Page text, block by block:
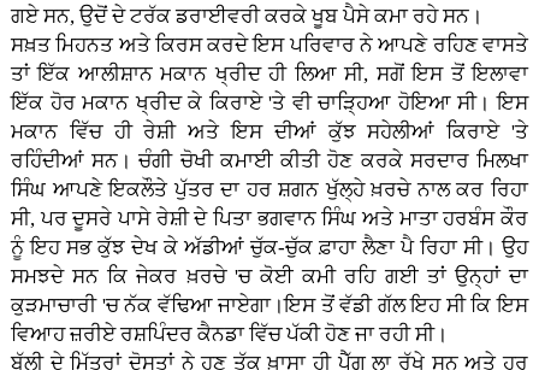
ਗਏ ਸਨ, ਉਦੋਂ ਦੇ ਟਰੱਕ ਡਰਾਈਵਰੀ ਕਰਕੇ ਖੂਬ ਪੈਸੇ ਕਮਾ ਰਹੇ ਸਨ।
ਸਖ਼ਤ ਮਿਹਨਤ ਅਤੇ ਕਿਰਸ ਕਰਦੇ ਇਸ ਪਰਿਵਾਰ ਨੇ ਆਪਣੇ ਰਹਿਣ ਵਾਸਤੇ
ਤਾਂ ਇੱਕ ਆਲੀਸ਼ਾਨ ਮਕਾਨ ਖ੍ਰੀਦ ਹੀ ਲਿਆ ਸੀ, ਸਗੋਂ ਇਸ ਤੋਂ ਇਲਾਵਾ
ਇੱਕ ਹੋਰ ਮਕਾਨ ਖ੍ਰੀਦ ਕੇ ਕਿਰਾਏ 'ਤੇ ਵੀ ਚਾੜ੍ਹਿਆ ਹੋਇਆ ਸੀ। ਇਸ
ਮਕਾਨ ਵਿੱਚ ਹੀ ਰੇਸ਼ੀ ਅਤੇ ਇਸ ਦੀਆਂ ਕੁੱਝ ਸਹੇਲੀਆਂ ਕਿਰਾਏ 'ਤੇ
ਰਹਿੰਦੀਆਂ ਸਨ। ਚੰਗੀ ਚੋਖੀ ਕਮਾਈ ਕੀਤੀ ਹੋਣ ਕਰਕੇ ਸਰਦਾਰ ਮਿਲਖਾ
ਸਿੰਘ ਆਪਣੇ ਇਕਲੌਤੇ ਪੁੱਤਰ ਦਾ ਹਰ ਸ਼ਗਨ ਖੁੱਲ੍ਹੇ ਖ਼ਰਚੇ ਨਾਲ ਕਰ ਰਿਹਾ
ਸੀ, ਪਰ ਦੂਸਰੇ ਪਾਸੇ ਰੇਸ਼ੀ ਦੇ ਪਿਤਾ ਭਗਵਾਨ ਸਿੰਘ ਅਤੇ ਮਾਤਾ ਹਰਬੰਸ ਕੌਰ
ਨੂੰ ਇਹ ਸਭ ਕੁੱਝ ਦੇਖ ਕੇ ਅੱਡੀਆਂ ਚੁੱਕ-ਚੁੱਕ ਫ਼ਾਹਾ ਲੈਣਾ ਪੈ ਰਿਹਾ ਸੀ। ਉਹ
ਸਮਝਦੇ ਸਨ ਕਿ ਜੇਕਰ ਖ਼ਰਚੇ 'ਚ ਕੋਈ ਕਮੀ ਰਹਿ ਗਈ ਤਾਂ ਉਨ੍ਹਾਂ ਦਾ
ਕੁੜਮਾਚਾਰੀ 'ਚ ਨੱਕ ਵੱਢਿਆ ਜਾਏਗਾ।ਇਸ ਤੋਂ ਵੱਡੀ ਗੱਲ ਇਹ ਸੀ ਕਿ ਇਸ
ਵਿਆਹ ਜ਼ਰੀਏ ਰਸ਼ਪਿੰਦਰ ਕੈਨਡਾ ਵਿੱਚ ਪੱਕੀ ਹੋਣ ਜਾ ਰਹੀ ਸੀ।
ਬੱਲੀ ਦੇ ਮਿੱਤਰਾਂ ਦੋਸਤਾਂ ਨੇ ਹੁਣ ਤੱਕ ਖ਼ਾਸਾ ਹੀ ਪੈੱਗ ਲਾ ਰੱਖੇ ਸਨ ਅਤੇ ਹਰ